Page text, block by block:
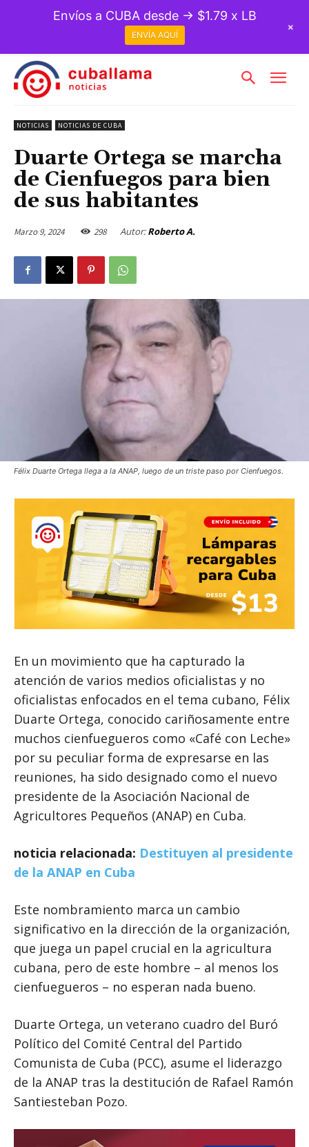
NOTICIAS NOTICIAS DE CUBA
Duarte Ortega se marcha
de Cienfuegos para bien
de sus habitantes
Marzo 9, 2024 298 Autor: Roberto A.
Félix Duarte Ortega llega a la ANAP, luego de un triste paso por Cienfuegos.
En un movimiento que ha capturado la
atención de varios medios oficialistas y no
oficialistas enfocados en el tema cubano, Félix
Duarte Ortega, conocido cariñosamente entre
muchos cienfuegueros como «Café con Leche»
por su peculiar forma de expresarse en las
reuniones, ha sido designado como el nuevo
presidente de la Asociación Nacional de
Agricultores Pequeños (ANAP) en Cuba.
noticia relacionada: Destituyen al presidente
de la ANAP en Cuba
Este nombramiento marca un cambio
significativo en la dirección de la organización,
que juega un papel crucial en la agricultura
cubana, pero de este hombre – al menos los
cienfuegueros – no esperan nada bueno.
Duarte Ortega, un veterano cuadro del Buró
Político del Comité Central del Partido
Comunista de Cuba (PCC), asume el liderazgo
de la ANAP tras la destitución de Rafael Ramón
Santiesteban Pozo.
Envíos a CUBA desde → $1.79 x LB
ENVÍA AQUÍ
+